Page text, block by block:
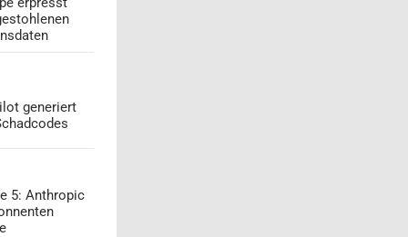
generiert
5: Anthropic